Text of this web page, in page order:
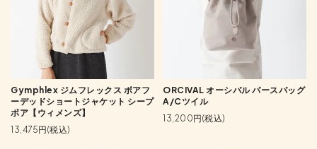
Gymphlex ジムフレックス ボアフ
ーデッドショートジャケット シープ
ボア【ウィメンズ】
13,475円(税込)
ORCIVAL オーシバル パースバッグ
A/Cツイル
13,200円(税込)